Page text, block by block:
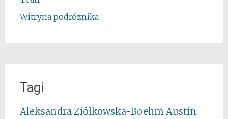
Witryna podróżnika
Tagi
Aleksandra Ziółkowska-Boehm Austin